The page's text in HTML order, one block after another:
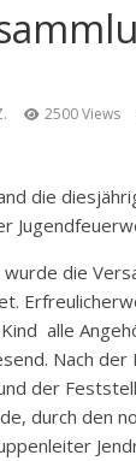
2500 Views
die
die
alle
Nach
der
durch den